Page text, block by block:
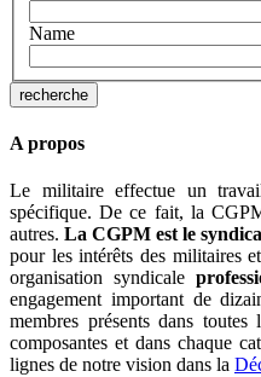
Name
A propos
Le militaire effectue un
spécifique. De ce fait, la
autres. La CGPM est le
pour les intérêts des militaires
organisation syndicale
engagement important de
membres présents dans
composantes et dans chaque
lignes de notre vision dans la